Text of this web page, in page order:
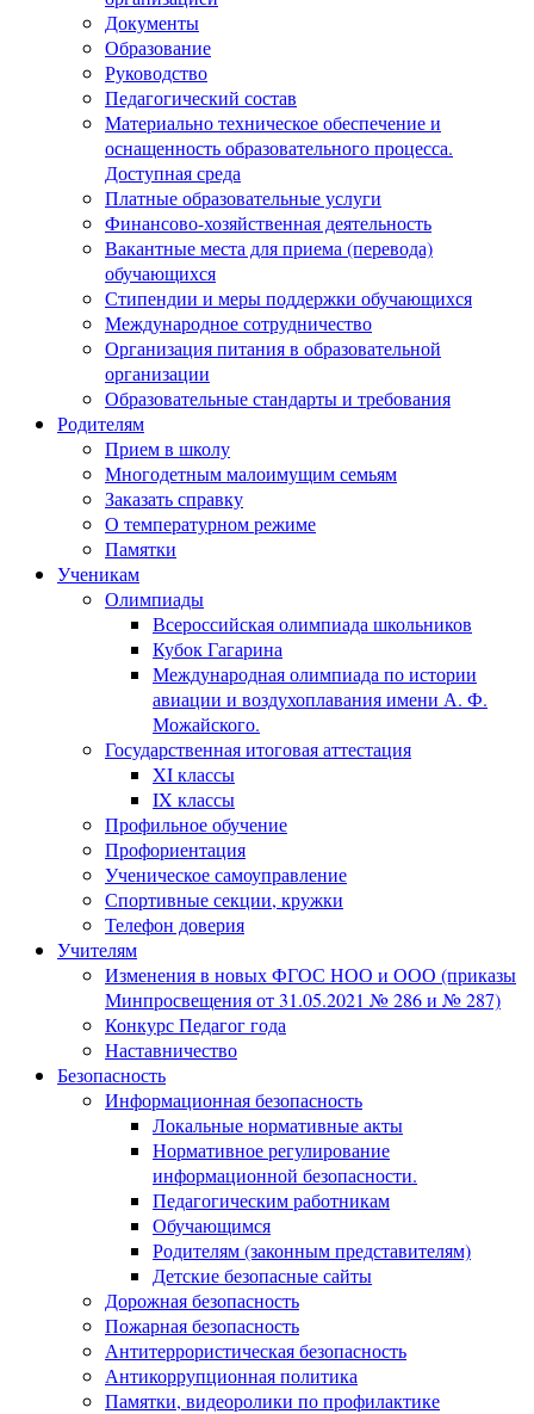
Документы
Образование
Руководство
Педагогический состав
Материально техническое обеспечение и
оснащенность образовательного процесса.
Доступная среда
Платные образовательные услуги
Финансово-хозяйственная деятельность
Вакантные места для приема (перевода)
обучающихся
Стипендии и меры поддержки обучающихся
Международное сотрудничество
Организация питания в образовательной
организации
Образовательные стандарты и требования
Родителям
Прием в школу
Многодетным малоимущим семьям
Заказать справку
О температурном режиме
Памятки
Ученикам
Олимпиады
Всероссийская олимпиада школьников
Кубок Гагарина
Международная олимпиада по истории
авиации и воздухоплавания имени А. Ф.
Можайского.
Государственная итоговая аттестация
XI классы
IX классы
Профильное обучение
Профориентация
Ученическое самоуправление
Спортивные секции, кружки
Телефон доверия
Учителям
Изменения в новых ФГОС НОО и ООО (приказы
Минпросвещения от 31.05.2021 № 286 и № 287)
Конкурс Педагог года
Наставничество
Безопасность
Информационная безопасность
Локальные нормативные акты
Нормативное регулирование
информационной безопасности.
Педагогическим работникам
Обучающимся
Родителям (законным представителям)
Детские безопасные сайты
Дорожная безопасность
Пожарная безопасность
Антитеррористическая безопасность
Антикоррупционная политика
Памятки, видеоролики по профилактике